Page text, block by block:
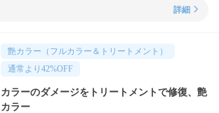
詳細
艶カラー（フルカラー＆トリートメント）
通常より 42%OFF
カラーのダメージをトリートメントで修復、艶
カラー